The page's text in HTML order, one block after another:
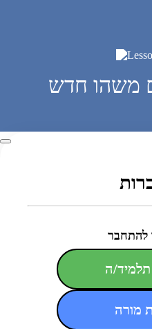
משהו חדש
ה
מורה